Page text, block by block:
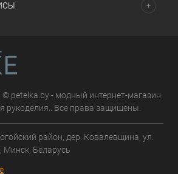
petelka.by - модный интернет-магазин
рукоделия.. Все права защищены.
район, дер. Ковалевщина, ул.
Минск, Беларусь